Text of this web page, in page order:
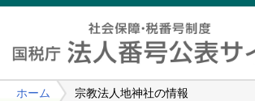
ホーム 宗教法人地神社の情報